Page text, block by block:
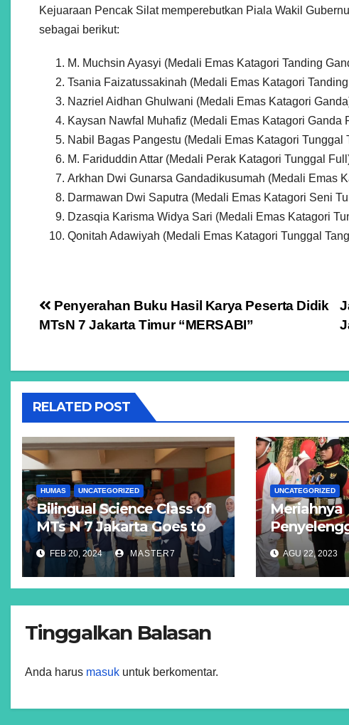
Kejuaraan Pencak Silat memperebutkan Piala Wakil
sebagai berikut:
M. Muchsin Ayasyi (Medali Emas Katagori Tanding
Tsania Faizatussakinah (Medali Emas Katagori
Nazriel Aidhan Ghulwani (Medali Emas Katagori
Kaysan Nawfal Muhafiz (Medali Emas Katagori Ganda
Nabil Bagas Pangestu (Medali Emas Katagori Tunggal
M. Fariduddin Attar (Medali Perak Katagori Tunggal
Arkhan Dwi Gunarsa Gandadikusumah (Medali Emas
Darmawan Dwi Saputra (Medali Emas Katagori Seni
Dzasqia Karisma Widya Sari (Medali Emas Katagori
Qonitah Adawiyah (Medali Emas Katagori Tunggal
Navigasi
Penyerahan Buku Hasil Karya Peserta Didik
MTsN 7 Jakarta Timur “MERSABI”
RELATED POST
HUMAS UNCATEGORIZED
Bilingual Science Class of
MTs N 7 Jakarta Goes to
Indonesia Science Center
TMII.
FEB 20, 2024 MASTER7
UNCATEGORIZED
Meriahnya
Ke-78 di
Jakarta
AGU 22, 2023
Tinggalkan Balasan
Anda harus masuk untuk berkomentar.